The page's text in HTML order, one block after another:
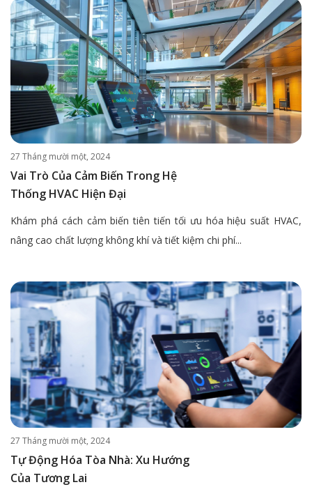
27 Tháng mười một, 2024
Vai Trò Của Cảm Biến Trong Hệ
Thống HVAC Hiện Đại
Khám phá cách cảm biến tiên tiến tối ưu hóa hiệu suất HVAC,
nâng cao chất lượng không khí và tiết kiệm chi phí...
27 Tháng mười một, 2024
Tự Động Hóa Tòa Nhà: Xu Hướng
Của Tương Lai